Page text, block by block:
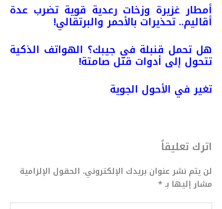
أمطار غزيرة وزخات رعدية قوية تضرب عدة
أقاليم.. تحذيرات بالأحمر والبرتقالي!
هل تحمل قنبلة في جيبك؟ الهواتف الذكية
تتحول إلى أدوات قتل صامتة!
تغير في الأحول الجوية
اترك تعليقاً
لن يتم نشر عنوان بريدك الإلكتروني. الحقول الإلزامية
مشار إليها بـ*